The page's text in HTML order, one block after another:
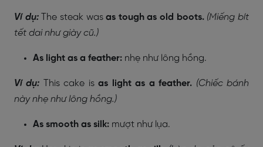
Ví dụ:The steak wasas tough as old boots.(Miếng bít
tết dai như giày cũ.)
As light as a feather: nhẹ như lông hồng.
Ví dụ: This cake isas light as a feather. (Chiếc bánh
này nhẹ như lông hồng.)
As smooth as silk: mượt như lụa.